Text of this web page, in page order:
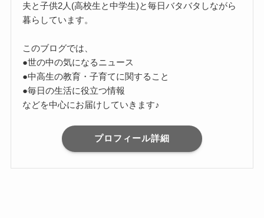
夫と子供2人(高校生と中学生)と毎日バタバタしながら
暮らしています。
このブログでは、
●世の中の気になるニュース
●中高生の教育・子育てに関すること
●毎日の生活に役立つ情報
などを中心にお届けしていきます♪
プロフィール詳細